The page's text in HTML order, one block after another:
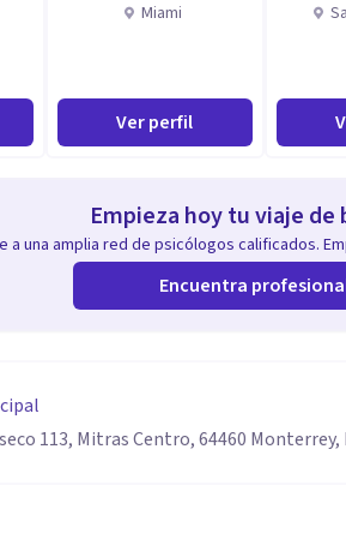
Miami
Ver perfil
Empieza hoy tu viaje de
a una amplia red de psicólogos calificados.
Encuentra
113, Mitras Centro, 64460 Monterrey,